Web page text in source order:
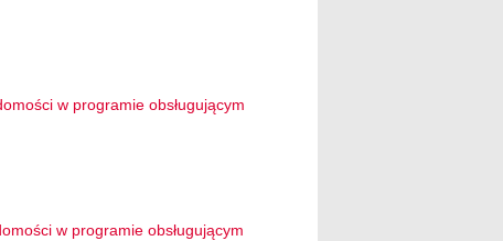
w programie obsługującym
w programie obsługującym